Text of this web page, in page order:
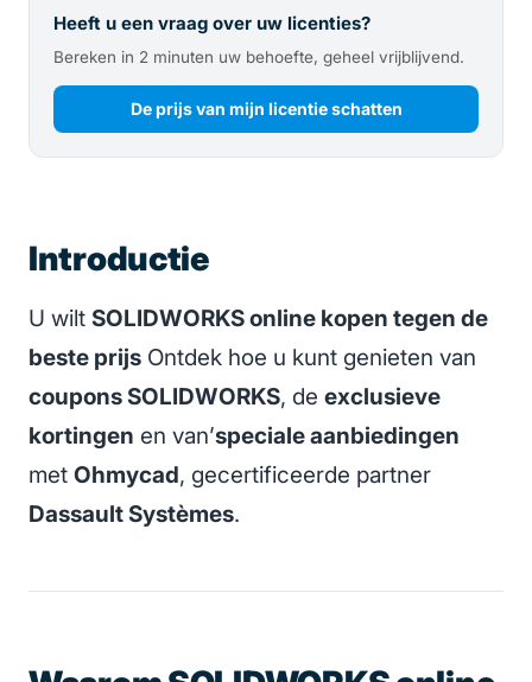
Heeft u een vraag over uw licenties?
Bereken in 2 minuten uw behoefte, geheel vrijblijvend.
De prijs van mijn licentie schatten
Introductie
U wilt SOLIDWORKS online kopen tegen de
beste prijs Ontdek hoe u kunt genieten van
coupons SOLIDWORKS, de exclusieve
kortingen en van’speciale aanbiedingen
met Ohmycad, gecertificeerde partner
Dassault Systèmes.